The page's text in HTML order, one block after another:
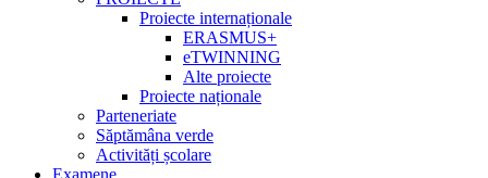
Proiecte internaționale
ERASMUS+
eTWINNING
Alte proiecte
Proiecte naționale
Parteneriate
Săptămâna verde
Activități școlare
Examene